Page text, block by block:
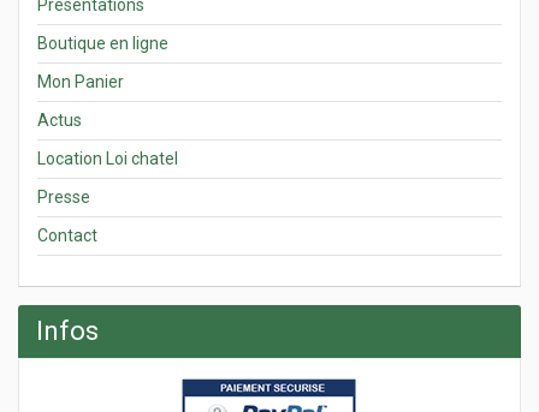
Présentations
Boutique en ligne
Mon Panier
Actus
Location Loi chatel
Presse
Contact
Infos